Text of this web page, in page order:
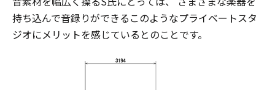
持ち込んで音録りができるこのようなプライベートスタ
ジオにメリットを感じているとのことです。